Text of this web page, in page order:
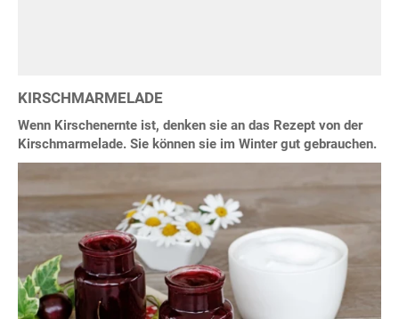
KIRSCHMARMELADE
Wenn Kirschenernte ist, denken sie an das Rezept von der
Kirschmarmelade. Sie können sie im Winter gut gebrauchen.